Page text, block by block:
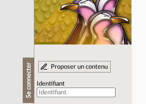
Se connecter Proposer un contenu
Identifiant